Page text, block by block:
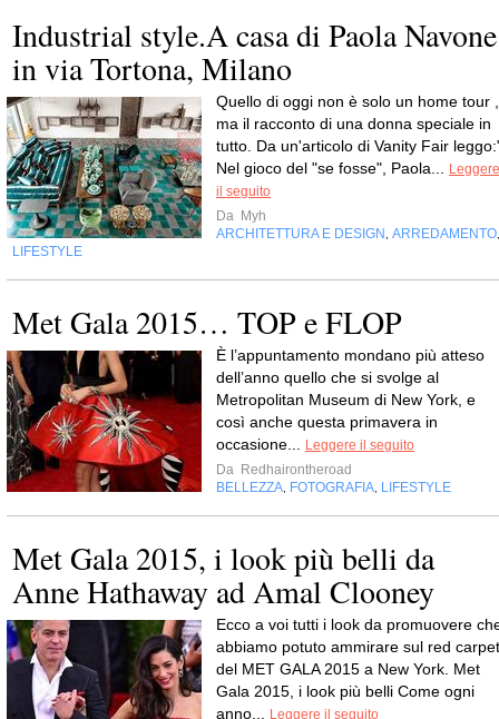
Industrial style.A casa di Paola Navone
in via Tortona, Milano
Quello di oggi non è solo un home tour ,
ma il racconto di una donna speciale in
tutto. Da un'articolo di Vanity Fair
Nel gioco del "se fosse", Paola...
Leggere
il seguito
Da Myh
ARCHITETTURA E DESIGN ARREDAMENTO
LIFESTYLE
Met Gala 2015… TOP e FLOP
È l’appuntamento mondano più atteso
dell’anno quello che si svolge al
Metropolitan Museum di New York, e
così anche questa primavera in
occasione...
Leggere il seguito
Da Redhairontheroad
BELLEZZA FOTOGRAFIA LIFESTYLE
Met Gala 2015, i look più belli da
Anne Hathaway ad Amal Clooney
Ecco a voi tutti i look da promuovere
abbiamo potuto ammirare sul red carpet
del MET GALA 2015 a New York. Met
Gala 2015, i look più belli Come ogni
anno...
Leggere il seguito